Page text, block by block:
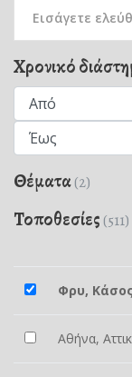
Χρονικό
Θέματα(2)
Τοποθεσίες (511)
Φρυ,
Αθήνα,